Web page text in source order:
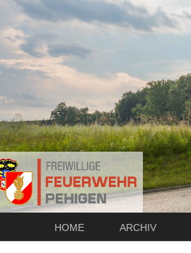
HOME ARCHIV